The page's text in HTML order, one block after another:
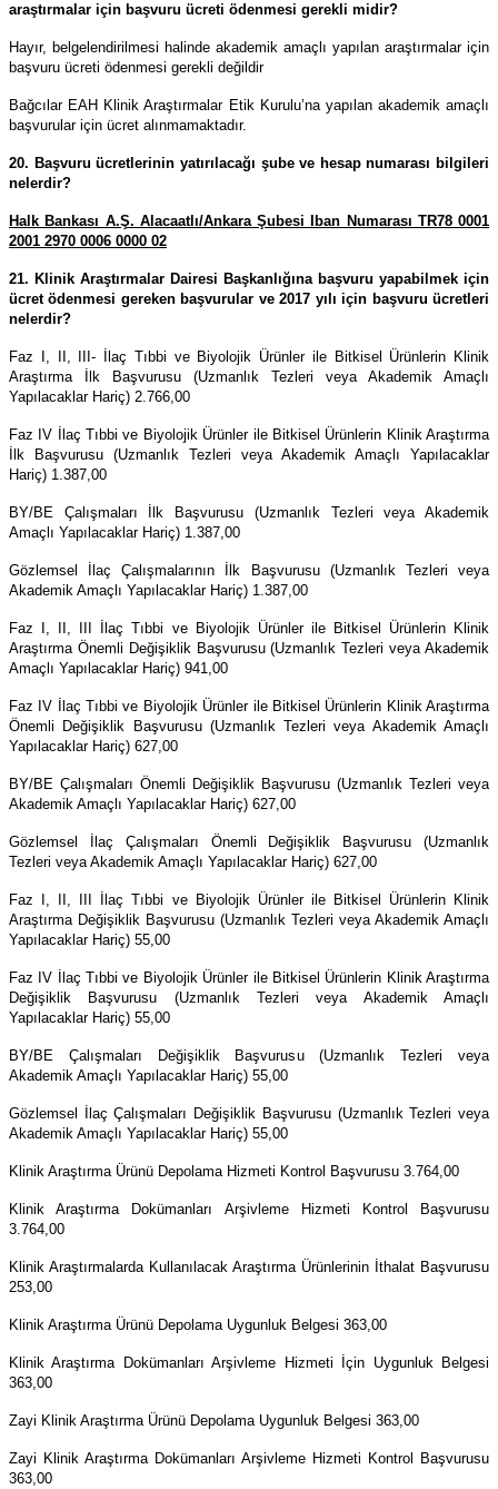
araştırmalar için başvuru ücreti ödenmesi gerekli midir?
Hayır, belgelendirilmesi halinde akademik amaçlı yapılan araştırmalar için
başvuru ücreti ödenmesi gerekli değildir
Bağcılar EAH Klinik Araştırmalar Etik Kurulu’na yapılan akademik amaçlı
başvurular için ücret alınmamaktadır.
20. Başvuru ücretlerinin yatırılacağı şube ve hesap numarası bilgileri
nelerdir?
Halk Bankası A.Ş. Alacaatlı/Ankara Şubesi Iban Numarası TR78 0001
2001 2970 0006 0000 02
21. Klinik Araştırmalar Dairesi Başkanlığına başvuru yapabilmek için
ücret ödenmesi gereken başvurular ve 2017 yılı için başvuru ücretleri
nelerdir?
Faz I, II, III- İlaç Tıbbi ve Biyolojik Ürünler ile Bitkisel Ürünlerin Klinik
Araştırma İlk Başvurusu (Uzmanlık Tezleri veya Akademik Amaçlı
Yapılacaklar Hariç) 2.766,00
Faz IV İlaç Tıbbi ve Biyolojik Ürünler ile Bitkisel Ürünlerin Klinik Araştırma
İlk Başvurusu (Uzmanlık Tezleri veya Akademik Amaçlı Yapılacaklar
Hariç) 1.387,00
BY/BE Çalışmaları İlk Başvurusu (Uzmanlık Tezleri veya Akademik
Amaçlı Yapılacaklar Hariç) 1.387,00
Gözlemsel İlaç Çalışmalarının İlk Başvurusu (Uzmanlık Tezleri veya
Akademik Amaçlı Yapılacaklar Hariç) 1.387,00
Faz I, II, III İlaç Tıbbi ve Biyolojik Ürünler ile Bitkisel Ürünlerin Klinik
Araştırma Önemli Değişiklik Başvurusu (Uzmanlık Tezleri veya Akademik
Amaçlı Yapılacaklar Hariç) 941,00
Faz IV İlaç Tıbbi ve Biyolojik Ürünler ile Bitkisel Ürünlerin Klinik Araştırma
Önemli Değişiklik Başvurusu (Uzmanlık Tezleri veya Akademik Amaçlı
Yapılacaklar Hariç) 627,00
BY/BE Çalışmaları Önemli Değişiklik Başvurusu (Uzmanlık Tezleri veya
Akademik Amaçlı Yapılacaklar Hariç) 627,00
Gözlemsel İlaç Çalışmaları Önemli Değişiklik Başvurusu (Uzmanlık
Tezleri veya Akademik Amaçlı Yapılacaklar Hariç) 627,00
Faz I, II, III İlaç Tıbbi ve Biyolojik Ürünler ile Bitkisel Ürünlerin Klinik
Araştırma Değişiklik Başvurusu (Uzmanlık Tezleri veya Akademik Amaçlı
Yapılacaklar Hariç) 55,00
Faz IV İlaç Tıbbi ve Biyolojik Ürünler ile Bitkisel Ürünlerin Klinik Araştırma
Değişiklik Başvurusu (Uzmanlık Tezleri veya Akademik Amaçlı
Yapılacaklar Hariç) 55,00
BY/BE Çalışmaları Değişiklik Başvurusu (Uzmanlık Tezleri veya
Akademik Amaçlı Yapılacaklar Hariç) 55,00
Gözlemsel İlaç Çalışmaları Değişiklik Başvurusu (Uzmanlık Tezleri veya
Akademik Amaçlı Yapılacaklar Hariç) 55,00
Klinik Araştırma Ürünü Depolama Hizmeti Kontrol Başvurusu 3.764,00
Klinik Araştırma Dokümanları Arşivleme Hizmeti Kontrol Başvurusu
3.764,00
Klinik Araştırmalarda Kullanılacak Araştırma Ürünlerinin İthalat Başvurusu
253,00
Klinik Araştırma Ürünü Depolama Uygunluk Belgesi 363,00
Klinik Araştırma Dokümanları Arşivleme Hizmeti İçin Uygunluk Belgesi
363,00
Zayi Klinik Araştırma Ürünü Depolama Uygunluk Belgesi 363,00
Zayi Klinik Araştırma Dokümanları Arşivleme Hizmeti Kontrol Başvurusu
363,00